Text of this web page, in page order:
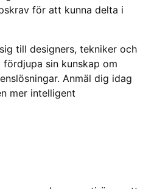
för att kunna delta i
till designers, tekniker och
sin kunskap om
Anmäl dig idag
mer intelligent